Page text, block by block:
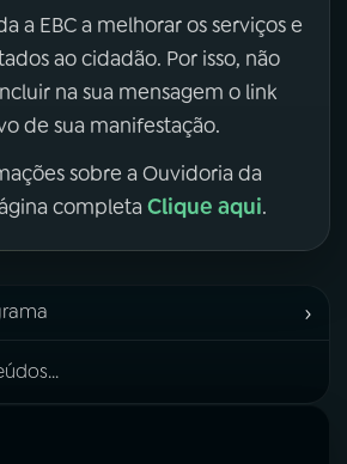
a EBC a melhorar os serviços e
ao cidadão. Por isso, não
na sua mensagem o link
de sua manifestação.
sobre a Ouvidoria da
completa Clique aqui.
›